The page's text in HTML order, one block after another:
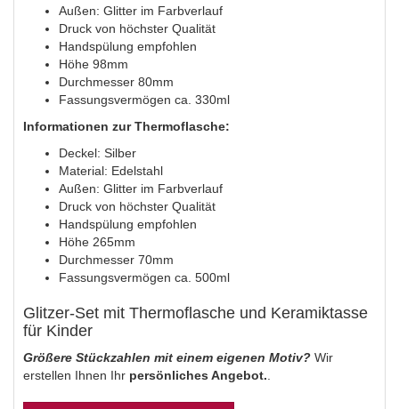
Außen: Glitter im Farbverlauf
Druck von höchster Qualität
Handspülung empfohlen
Höhe 98mm
Durchmesser 80mm
Fassungsvermögen ca. 330ml
Informationen zur Thermoflasche:
Deckel: Silber
Material: Edelstahl
Außen: Glitter im Farbverlauf
Druck von höchster Qualität
Handspülung empfohlen
Höhe 265mm
Durchmesser 70mm
Fassungsvermögen ca. 500ml
Glitzer-Set mit Thermoflasche und Keramiktasse
für Kinder
Größere Stückzahlen mit einem eigenen Motiv? Wir
erstellen Ihnen Ihr persönliches Angebot.